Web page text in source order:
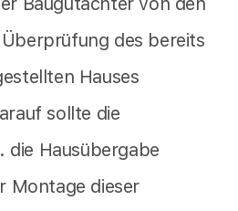
des bereits
Hauses
sollte die
die Hausübergabe
Montage dieser